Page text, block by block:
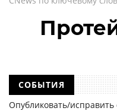
СОБЫТИЯ
Опубликовать/